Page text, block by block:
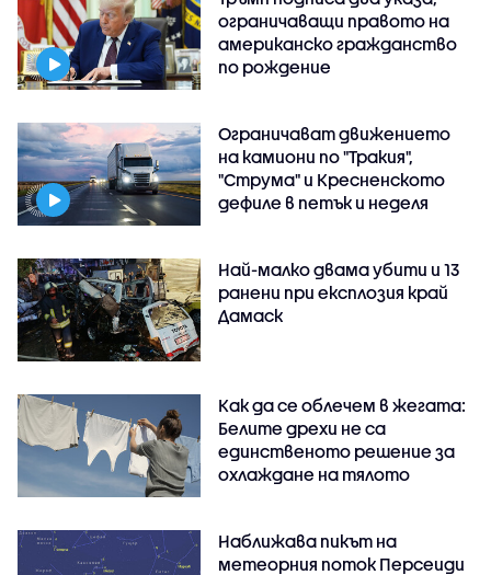
ограничаващи правото на
американско гражданство
по рождение
Ограничават движението
на камиони по "Тракия",
"Струма" и Кресненското
дефиле в петък и неделя
Най-малко двама убити и 13
ранени при експлозия край
Дамаск
Как да се облечем в жегата:
Белите дрехи не са
единственото решение за
охлаждане на тялото
Наближава пикът на
метеорния поток Персеиди